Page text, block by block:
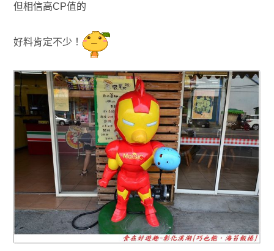
但相信高CP值的
好料肯定不少！